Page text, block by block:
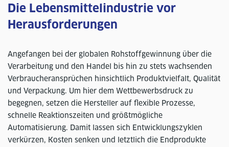
Die Lebensmittelindustrie vor
Herausforderungen
Angefangen bei der globalen Rohstoffgewinnung über die
Verarbeitung und den Handel bis hin zu stets wachsenden
Verbraucheransprüchen hinsichtlich Produktvielfalt, Qualität
und Verpackung. Um hier dem Wettbewerbsdruck zu
begegnen, setzen die Hersteller auf flexible Prozesse,
schnelle Reaktionszeiten und größtmögliche
Automatisierung. Damit lassen sich Entwicklungszyklen
verkürzen, Kosten senken und letztlich die Endprodukte